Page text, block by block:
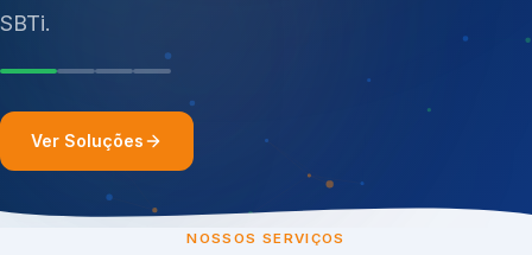
Ver Soluções
NOSSOS SERVIÇOS